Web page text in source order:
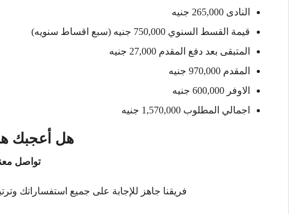
النادى 265,000 جنيه
قيمة القسط السنوي 750,000 جنيه (سبع اقساط سنويه)
المتبقى بعد دفع المقدم 27,000 جنيه
المقدم 970,000 جنيه
الاوفر 600,000 جنيه
اجمالي المطلوب 1,570,000 جنيه
هل أعجبك
تواصل
فريقنا جاهز للإجابة على جميع استفساراتك